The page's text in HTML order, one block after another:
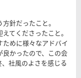
針だったこと。
てくださったこと。
ために様々なアドバイ
良かったので、この会
社風のよさを感じる